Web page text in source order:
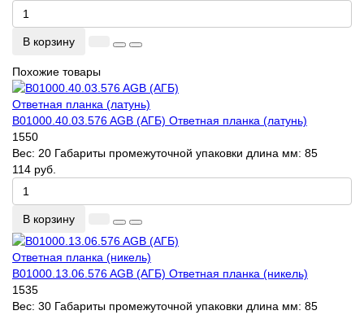
В корзину
Похожие товары
B01000.40.03.576 AGB (АГБ) Ответная планка (латунь)
1550
Вес: 20 Габариты промежуточной упаковки длина мм: 85
114 руб.
В корзину
B01000.13.06.576 AGB (АГБ) Ответная планка (никель)
1535
Вес: 30 Габариты промежуточной упаковки длина мм: 85